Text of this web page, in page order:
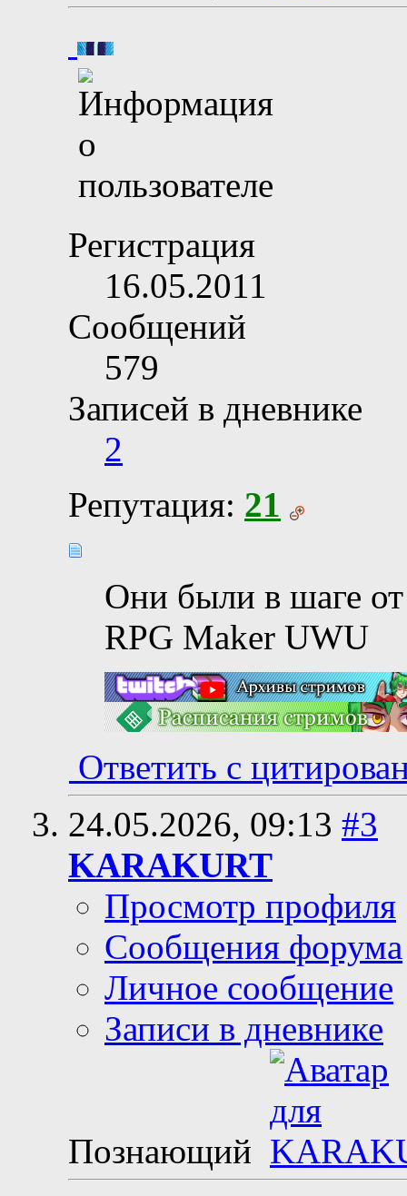
Регистрация
16.05.2011
Сообщений
579
Записей в дневнике
2
Репутация: 21
Они были в шаге от
RPG Maker UWU
Ответить с
24.05.2026, 09:13 #3
KARAKURT
Просмотр профиля
Сообщения форума
Личное сообщение
Записи в дневнике
Познающий